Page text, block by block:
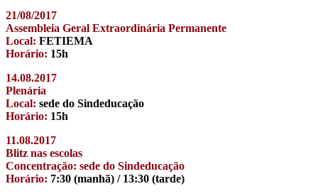
21/08/2017
Assembleia Geral Extraordinária Permanente
Local: FETIEMA
Horário: 15h
14.08.2017
Plenária
Local: sede do Sindeducação
Horário: 15h
11.08.2017
Blitz nas escolas
Concentração: sede do Sindeducação
Horário: 7:30 (manhã) / 13:30 (tarde)